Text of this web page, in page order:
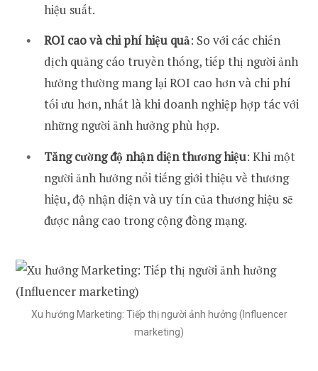
hiệu suất.
ROI cao và chi phí hiệu quả: So với các chiến
dịch quảng cáo truyền thống, tiếp thị người ảnh
hưởng thường mang lại ROI cao hơn và chi phí
tối ưu hơn, nhất là khi doanh nghiệp hợp tác với
những người ảnh hưởng phù hợp.
Tăng cường độ nhận diện thương hiệu: Khi một
người ảnh hưởng nổi tiếng giới thiệu về thương
hiệu, độ nhận diện và uy tín của thương hiệu sẽ
được nâng cao trong cộng đồng mạng.
Xu hướng Marketing: Tiếp thị người ảnh hưởng (Influencer
marketing)